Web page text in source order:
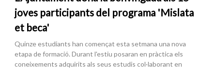
joves participants del programa 'Mislata
et beca'
Quinze estudiants han començat esta setmana una nova
etapa de formació. Durant l'estiu posaran en pràctica els
coneixements adquirits als seus estudis col·laborant en